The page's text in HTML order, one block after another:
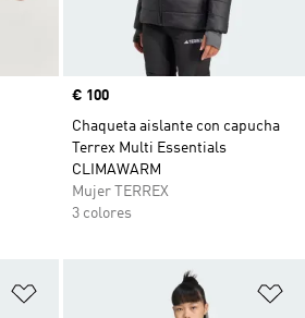
Precio
€ 100
Chaqueta aislante con capucha
Terrex Multi Essentials
CLIMAWARM
Mujer TERREX
3 colores
Añadir a la lista de deseos